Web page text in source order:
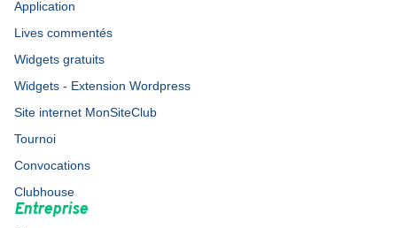
Application
Lives commentés
Widgets gratuits
Widgets - Extension Wordpress
Site internet MonSiteClub
Tournoi
Convocations
Clubhouse
Entreprise